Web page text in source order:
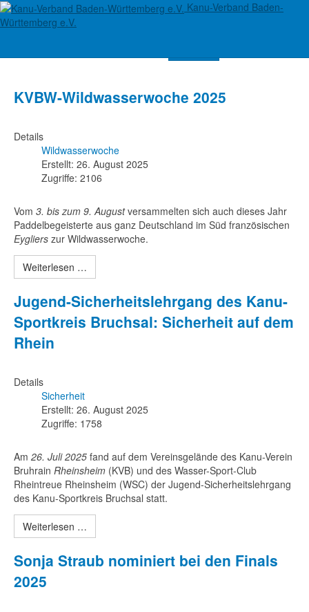
Kanu-Verband Baden-
Württemberg e.V.
KVBW-Wildwasserwoche 2025
Details
Wildwasserwoche
Erstellt: 26. August 2025
Zugriffe: 2106
Vom 3. bis zum 9. Augustversammelten sich auch dieses Jahr
Paddelbegeisterte aus ganz Deutschland im Süd französischen
Eygliers zur Wildwasserwoche.
Weiterlesen …
Jugend-Sicherheitslehrgang des Kanu-
Sportkreis Bruchsal: Sicherheit auf dem
Rhein
Details
Sicherheit
Erstellt: 26. August 2025
Zugriffe: 1758
Am 26. Juli 2025 fand auf dem Vereinsgelände des Kanu-Verein
Bruhrain Rheinsheim (KVB) und des Wasser-Sport-Club
Rheintreue Rheinsheim (WSC) der Jugend-Sicherheitslehrgang
des Kanu-Sportkreis Bruchsal statt.
Weiterlesen …
Sonja Straub nominiert bei den Finals
2025